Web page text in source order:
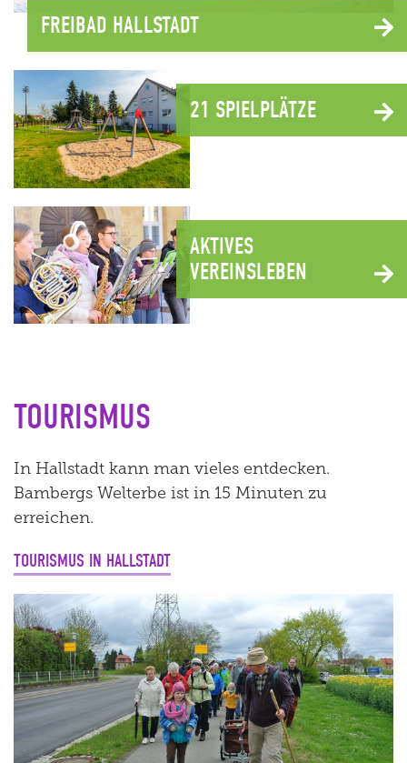
FREIBAD HALLSTADT
21 SPIELPLÄTZE
AKTIVES
VEREINSLEBEN
TOURISMUS
In Hallstadt kann man vieles entdecken.
Bambergs Welterbe ist in 15 Minuten zu
erreichen.
TOURISMUS IN HALLSTADT